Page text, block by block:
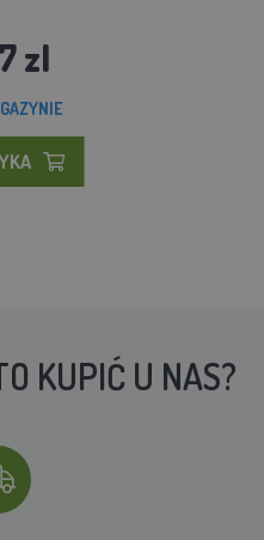
zl
KUPIĆ U NAS?